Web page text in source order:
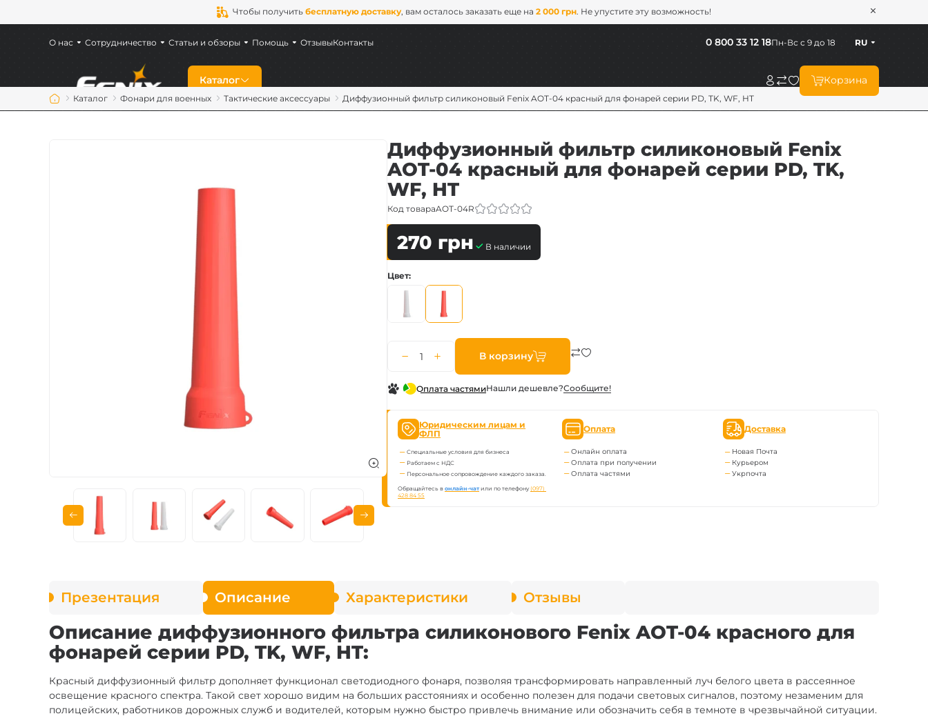
Чтобы получить бесплатную доставку, вам осталось заказать еще на 2 000 грн. Не упустите эту возможность!
Каталог
Фонари Fenix
Фонари для военных
Аккумуляторы Fenix
Зарядные устройства Fenix
Аксессуары для фонарей
Корзина
Пн-Вс с 9 до 18
0 800 33 12 18 RU
О нас Сотрудничество Статьи и обзоры Помощь ОтзывыКонтакты
Каталог Фонари для военных Тактические аксессуары Диффузионный фильтр силиконовый Fenix ​​AOT-04 красный для фонарей серии PD, TK, WF, HT
Диффузионный фильтр силиконовый Fenix ​​
AOT-04 красный для фонарей серии PD, TK,
WF, HT
Код товараAOT-04R
270 грн В наличии
Цвет
В корзину
Оплата частямиНашли дешевле?Сообщите!
Юридическим лицам и
ФЛП
Специальные условия для бизнеса
Работаем с НДС
Персональное сопровождение каждого заказа.
Обращайтесь вонлайн-чатили по телефону(097)
428 84 55
Оплата
Онлайн оплата
Оплата при получении
Оплата частями
Доставка
Новая Почта
Курьером
Укрпочта
Презентация Описание Характеристики Отзывы
Описание диффузионного фильтра силиконового Fenix AOT-04 красного для
фонарей серии PD, TK, WF, HT:
Красный диффузионный фильтр дополняет функционал светодиодного фонаря, позволяя трансформировать направленный луч белого цвета в рассеянное
освещение красного спектра. Такой свет хорошо видим на больших расстояниях и особенно полезен для подачи световых сигналов, поэтому незаменим для
полицейских, работников дорожных служб и водителей, которым нужно быстро привлечь внимание или обозначить себя в темноте в чрезвычайной ситуации.